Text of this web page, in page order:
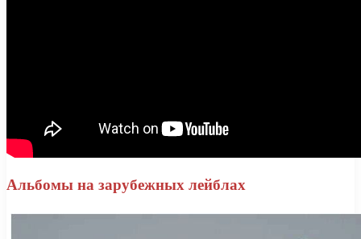
Альбомы на зарубежных лейблах